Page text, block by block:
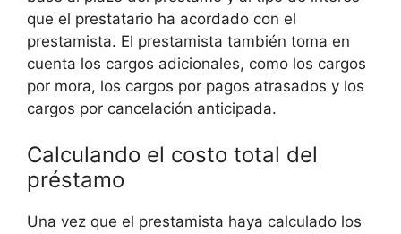
que el prestatario ha acordado con el
prestamista. El prestamista también toma en
cuenta los cargos adicionales, como los cargos
por mora, los cargos por pagos atrasados y los
cargos por cancelación anticipada.
Calculando el costo total del
préstamo
Una vez que el prestamista haya calculado los